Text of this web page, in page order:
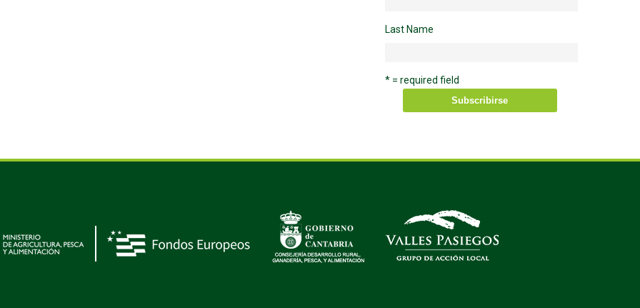
Last Name
* = required field